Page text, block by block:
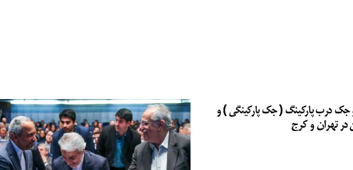
جک درب پارکینگ ( جک پارکینگی ) و
در تهران و کرج